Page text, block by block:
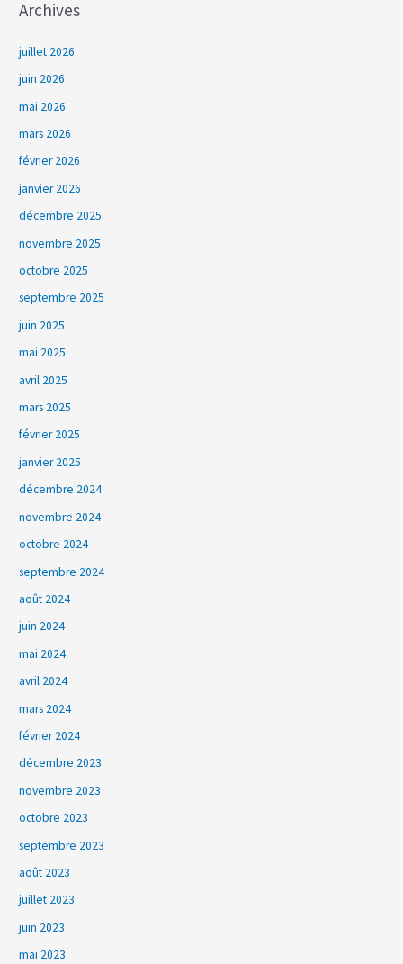
Archives
juillet 2026
juin 2026
mai 2026
mars 2026
février 2026
janvier 2026
décembre 2025
novembre 2025
octobre 2025
septembre 2025
juin 2025
mai 2025
avril 2025
mars 2025
février 2025
janvier 2025
décembre 2024
novembre 2024
octobre 2024
septembre 2024
août 2024
juin 2024
mai 2024
avril 2024
mars 2024
février 2024
décembre 2023
novembre 2023
octobre 2023
septembre 2023
août 2023
juillet 2023
juin 2023
mai 2023